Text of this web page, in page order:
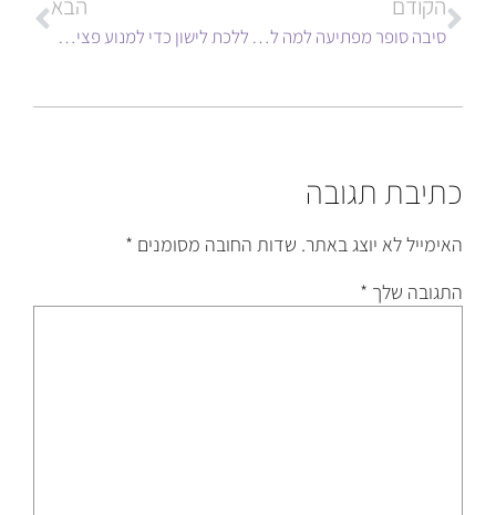
הקודם
סיבה סופר מפתיעה למה לא לותר על מתיחות בשגרת האימונים שלכם
הבא
ללכת לישון כדי למנוע פציעות, כמה פשוט ככה נכון
כתיבת תגובה
האימייל לא יוצג באתר. שדות החובה מסומנים *
התגובה שלך *